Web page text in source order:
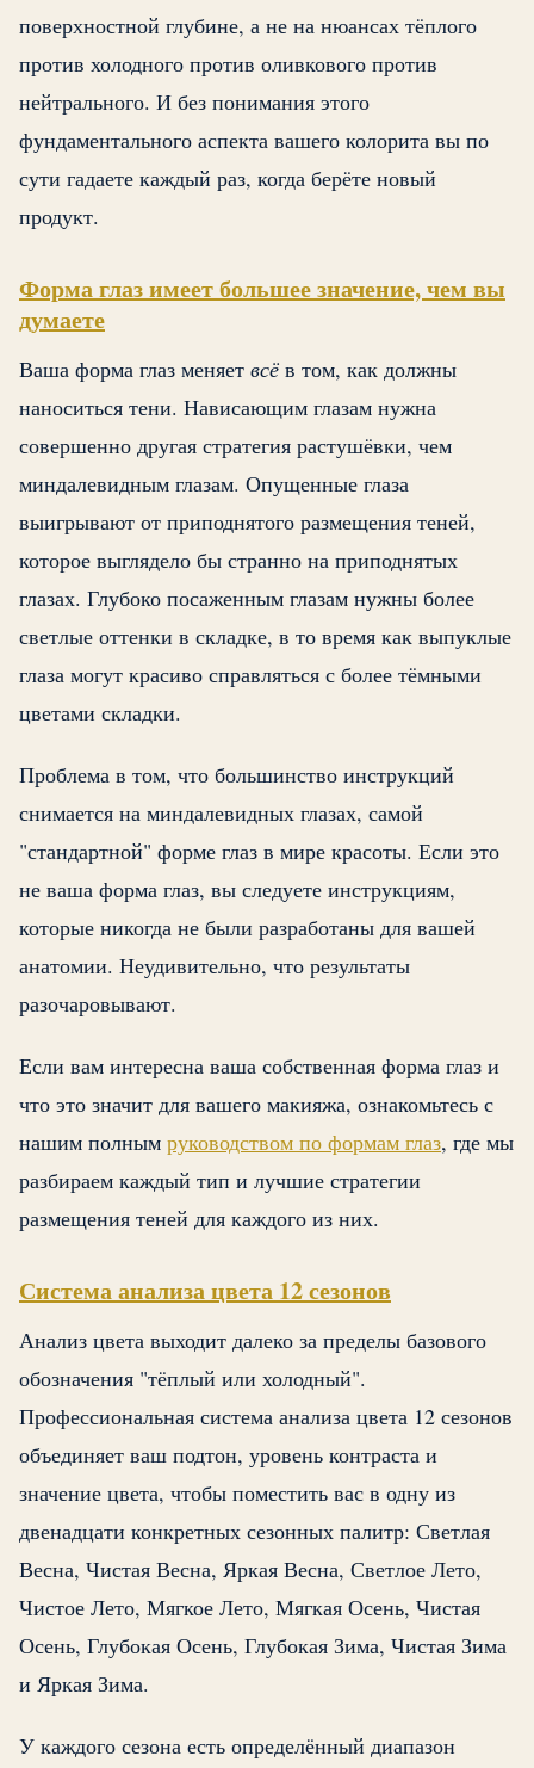
поверхностной глубине, а не на нюансах тёплого
против холодного против оливкового против
нейтрального. И без понимания этого
фундаментального аспекта вашего колорита вы по
сути гадаете каждый раз, когда берёте новый
продукт.
Форма глаз имеет большее значение, чем вы
думаете
Ваша форма глаз меняет всё в том, как должны
наноситься тени. Нависающим глазам нужна
совершенно другая стратегия растушёвки, чем
миндалевидным глазам. Опущенные глаза
выигрывают от приподнятого размещения теней,
которое выглядело бы странно на приподнятых
глазах. Глубоко посаженным глазам нужны более
светлые оттенки в складке, в то время как выпуклые
глаза могут красиво справляться с более тёмными
цветами складки.
Проблема в том, что большинство инструкций
снимается на миндалевидных глазах, самой
"стандартной" форме глаз в мире красоты. Если это
не ваша форма глаз, вы следуете инструкциям,
которые никогда не были разработаны для вашей
анатомии. Неудивительно, что результаты
разочаровывают.
Если вам интересна ваша собственная форма глаз и
что это значит для вашего макияжа, ознакомьтесь с
нашим полным руководством по формам глаз, где мы
разбираем каждый тип и лучшие стратегии
размещения теней для каждого из них.
Система анализа цвета 12 сезонов
Анализ цвета выходит далеко за пределы базового
обозначения "тёплый или холодный".
Профессиональная система анализа цвета 12 сезонов
объединяет ваш подтон, уровень контраста и
значение цвета, чтобы поместить вас в одну из
двенадцати конкретных сезонных палитр: Светлая
Весна, Чистая Весна, Яркая Весна, Светлое Лето,
Чистое Лето, Мягкое Лето, Мягкая Осень, Чистая
Осень, Глубокая Осень, Глубокая Зима, Чистая Зима
и Яркая Зима.
У каждого сезона есть определённый диапазон